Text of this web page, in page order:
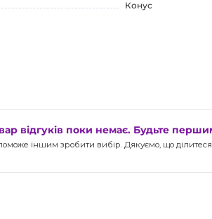
Конус
відгуків поки немає. Будьте
іншим зробити вибір. Дякуємо, що ділитеся